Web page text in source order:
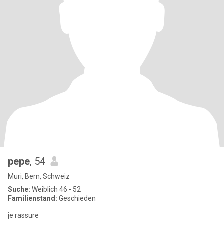
pepe, 54
Muri, Bern, Schweiz
Suche: Weiblich 46 - 52
Familienstand: Geschieden
je rassure